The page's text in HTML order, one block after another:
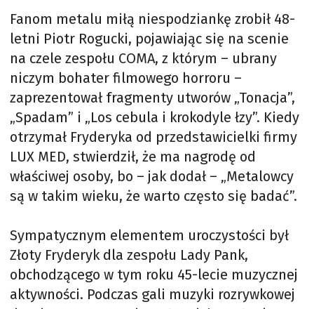
Fanom metalu miłą niespodziankę zrobił 48-
letni Piotr Rogucki, pojawiając się na scenie
na czele zespołu COMA, z którym – ubrany
niczym bohater filmowego horroru –
zaprezentował fragmenty utworów „Tonacja”,
„Spadam” i „Los cebula i krokodyle łzy”. Kiedy
otrzymał Fryderyka od przedstawicielki firmy
LUX MED, stwierdził, że ma nagrodę od
właściwej osoby, bo – jak dodał – „Metalowcy
są w takim wieku, że warto często się badać”.
Sympatycznym elementem uroczystości był
Złoty Fryderyk dla zespołu Lady Pank,
obchodzącego w tym roku 45-lecie muzycznej
aktywności. Podczas gali muzyki rozrywkowej